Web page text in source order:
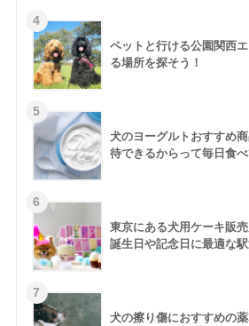
ペットと行ける公園関西
る場所を探そう！
犬のヨーグルトおすすめ
待できるからって毎日食
東京にある犬用ケーキ販
誕生日や記念日に最適な
犬の擦り傷におすすめの